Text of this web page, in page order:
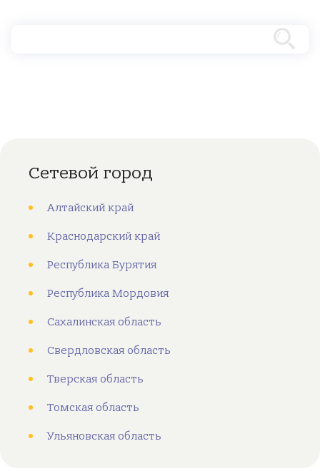
Сетевой город
Алтайский край
Краснодарский край
Республика Бурятия
Республика Мордовия
Сахалинская область
Свердловская область
Тверская область
Томская область
Ульяновская область